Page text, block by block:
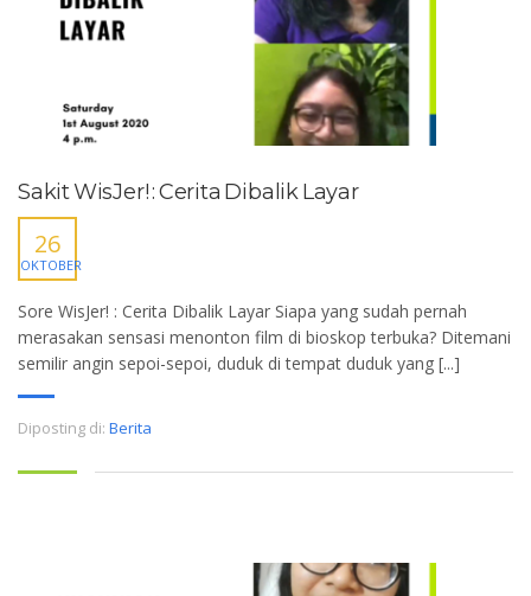
Sakit WisJer! : Cerita Dibalik Layar
26
OKTOBER
Sore WisJer! : Cerita Dibalik Layar Siapa yang sudah pernah
merasakan sensasi menonton film di bioskop terbuka? Ditemani
semilir angin sepoi-sepoi, duduk di tempat duduk yang [...]
Diposting di: Berita